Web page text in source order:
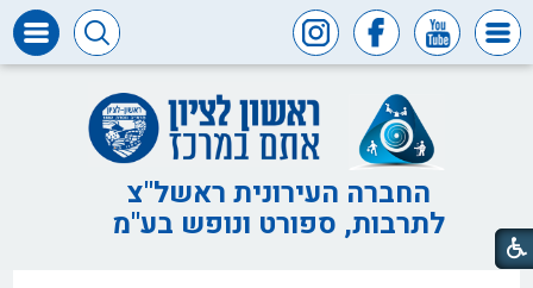
ומכרזים
חופש
המידע
דבר
ראש
החברה העירונית ראשל"צ
לתרבות, ספורט ונופש בע"מ